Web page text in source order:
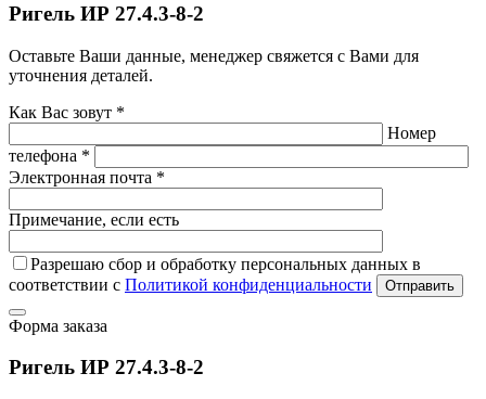
Ригель ИР 27.4.3-8-2
Оставьте Ваши данные, менеджер свяжется с Вами для
уточнения деталей.
Как Вас зовут *
Номер
телефона *
Электронная почта *
Примечание, если есть
Разрешаю сбор и обработку персональных данных в
соответствии с Политикой конфиденциальности Отправить
Форма заказа
Ригель ИР 27.4.3-8-2